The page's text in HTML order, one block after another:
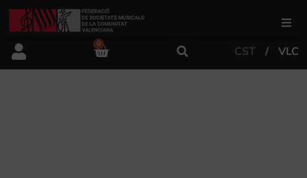
FSMCV
0
CST VLC